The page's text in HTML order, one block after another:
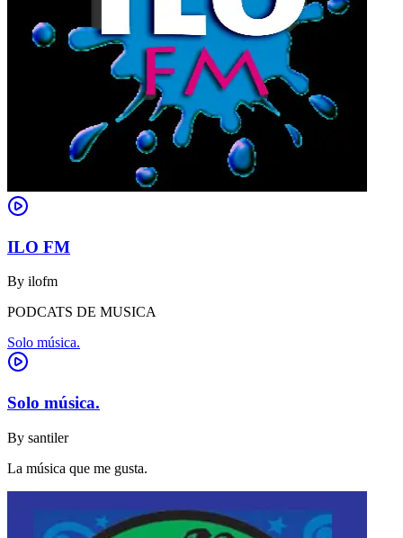
ILO FM
By ilofm
PODCATS DE MUSICA
Solo música.
Solo música.
By santiler
La música que me gusta.